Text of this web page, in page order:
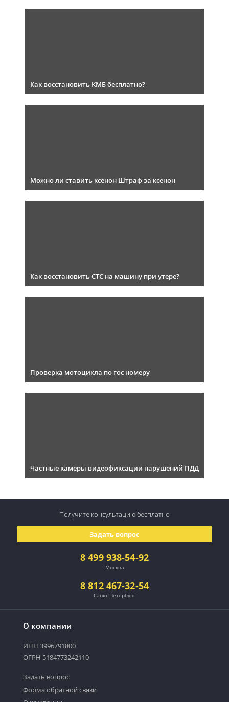
Как восстановить КМБ бесплатно?
Можно ли ставить ксенон Штраф за ксенон
Как восстановить СТС на машину при утере?
Проверка мотоцикла по гос номеру
Частные камеры видеофиксации нарушений ПДД
О компании
ИНН 3996791800
ОГРН 5184773242110
Задать вопрос
Форма обратной связи
8 499 938-54-92
Москва
8 812 467-32-54
Санкт-Петербург
Задать вопрос
Получите консультациюбесплатно